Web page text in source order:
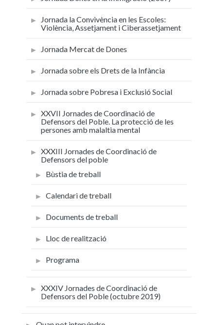
Jornada la Convivència en les Escoles:
Violència, Assetjament i Ciberassetjament
Jornada Mercat de Dones
Jornada sobre els Drets de la Infància
Jornada sobre Pobresa i Exclusió Social
XXVII Jornades de Coordinació de
Defensors del Poble. La protecció de les
persones amb malaltia mental
XXXIII Jornades de Coordinació de
Defensors del poble
Bùstia de treball
Calendari de treball
Documents de treball
Lloc de realització
Programa
XXXIV Jornades de Coordinació de
Defensors del Poble (octubre 2019)